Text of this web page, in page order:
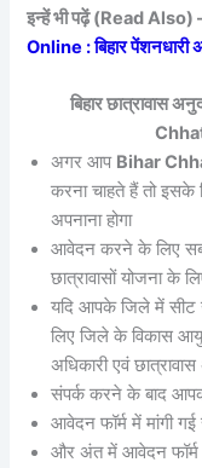
इन्हें भी पढ़ें (Read Also)
Online : बिहार
बिहार छात्रावास
अगर आप Bihar
करना चाहते हैं तो
अपनाना होगा
आवेदन करने के लिए
छात्रावासों योजना के
यदि आपके जिले में
लिए जिले के विकास
अधिकारी एवं
संपर्क करने के बाद
आवेदन फॉर्म में मांगी गई
और अंत में आवेदन फॉर्म